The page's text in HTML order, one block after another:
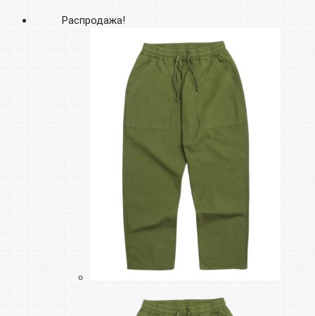
Распродажа!